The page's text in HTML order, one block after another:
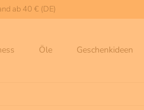
ab 40 € (DE)
Öle Geschenkideen